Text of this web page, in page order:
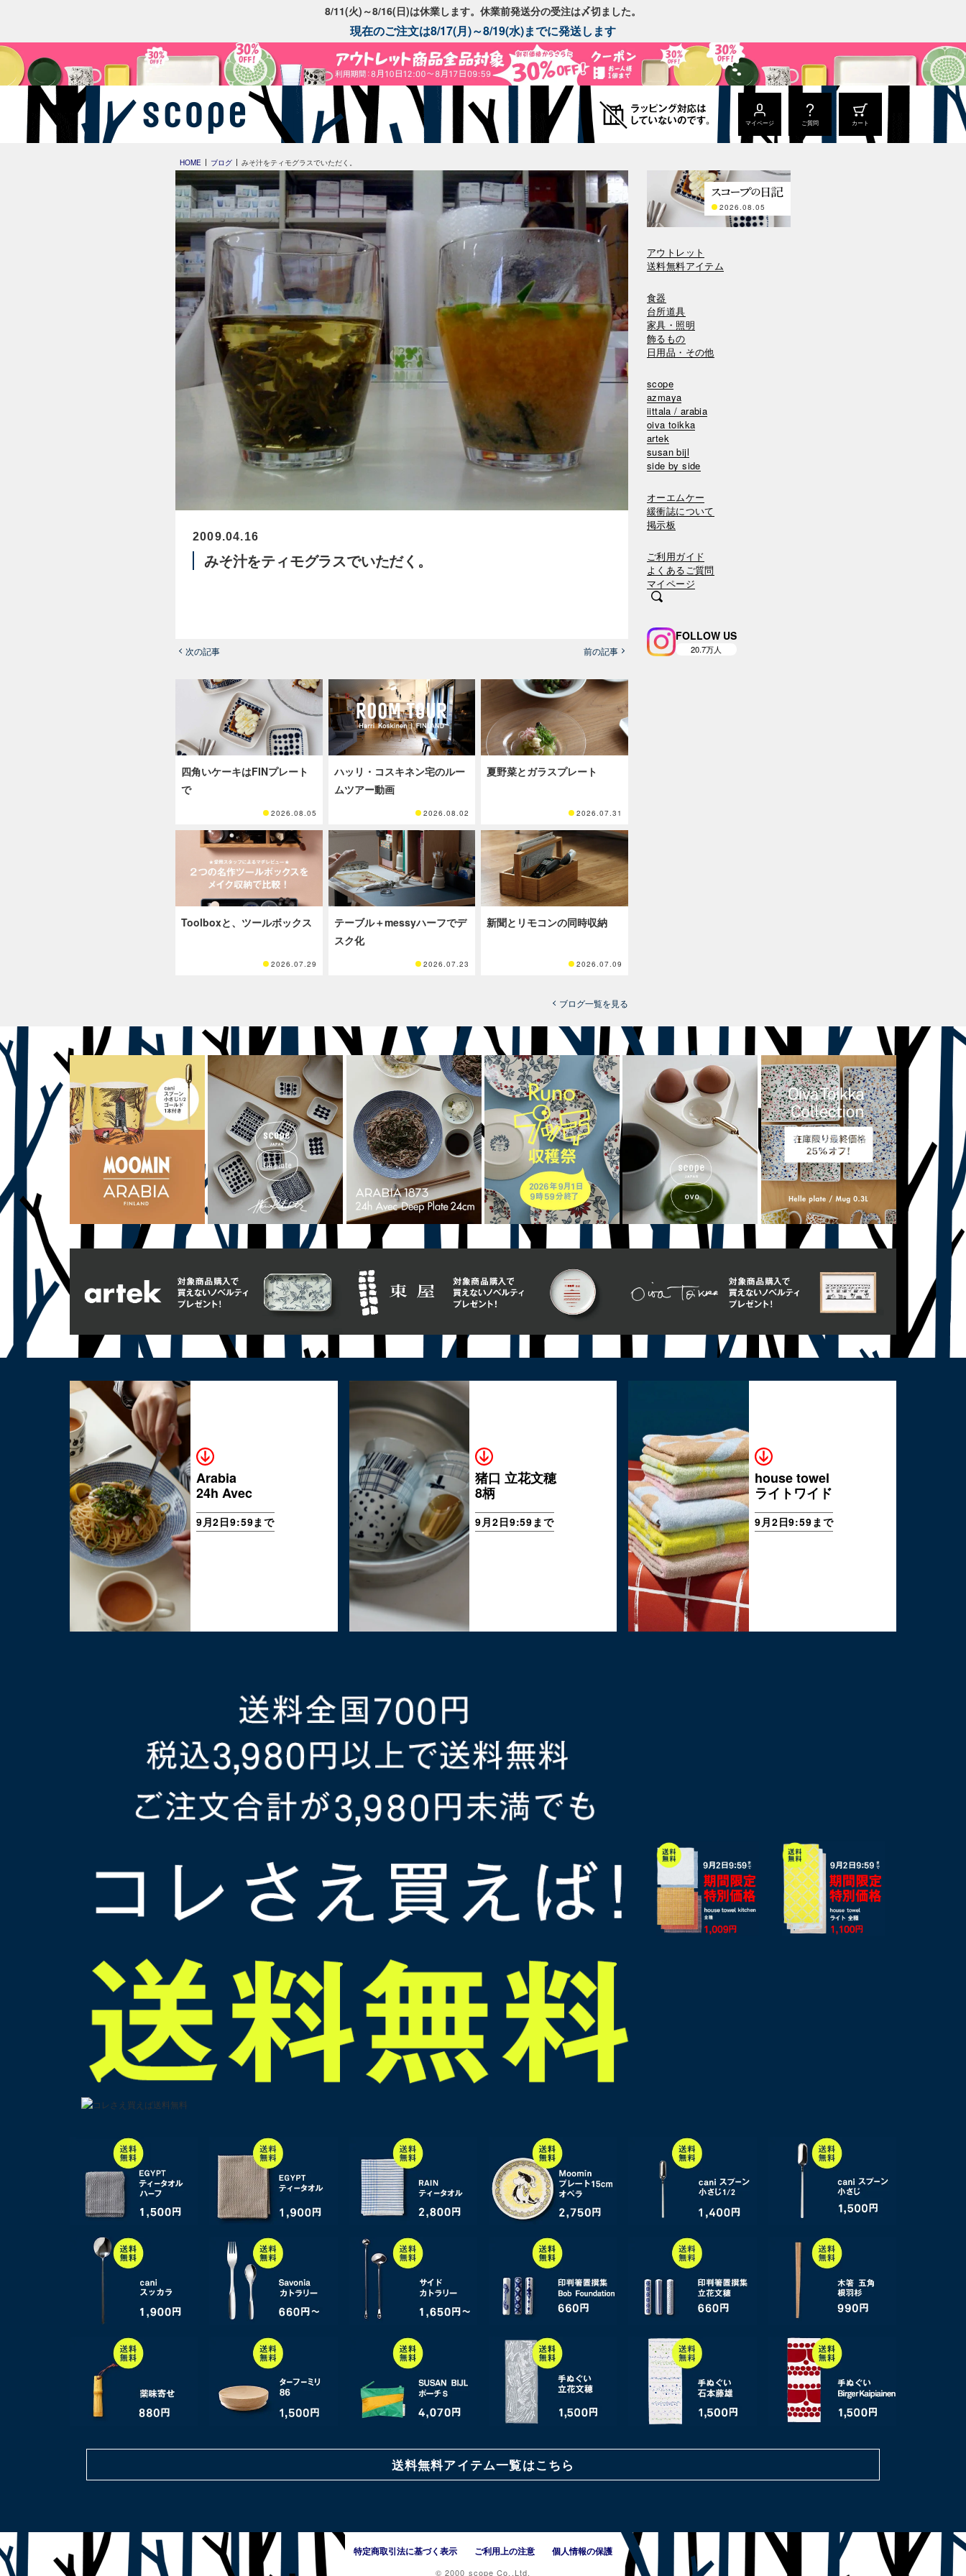
8/11(火)～8/16(日)は休業します。休業前発送分の受注は〆切ました。
現在のご注文は8/17(月)～8/19(水)までに発送します
マイページ ご質問 カート
HOME ブログ みそ汁をティモグラスでいただく。
2009.04.16
みそ汁をティモグラスでいただく。
次の記事 前の記事
四角いケーキはFINプレート
で
2026.08.05
ハッリ・コスキネン宅のルー
ムツアー動画
2026.08.02
夏野菜とガラスプレート
2026.07.31
Toolboxと、ツールボックス
2026.07.29
テーブル＋messyハーフでデ
スク化
2026.07.23
新聞とリモコンの同時収納
2026.07.09
ブログ一覧を見る
2026.08.05
アウトレット
送料無料アイテム
食器
台所道具
家具・照明
飾るもの
日用品・その他
scope
azmaya
iittala / arabia
oiva toikka
artek
susan bijl
side by side
オーエムケー
緩衝誌について
掲示板
ご利用ガイド
よくあるご質問
マイページ
FOLLOW US
Arabia
24h Avec
9月2日9:59まで
猪口 立花文穂
8柄
9月2日9:59まで
house towel
ライトワイド
9月2日9:59まで
送料無料アイテム一覧はこちら
特定商取引法に基づく表示 ご利用上の注意 個人情報の保護
© 2000 scope Co.,Ltd.